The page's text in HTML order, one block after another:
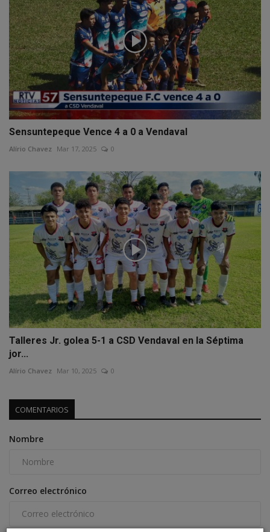
Sensuntepeque Vence 4 a 0 a Vendaval
Alírio Chavez Mar 17, 2025 0
Talleres Jr. golea 5-1 a CSD Vendaval en la Séptima
jor...
Alírio Chavez Mar 10, 2025 0
COMENTARIOS
Nombre
Correo electrónico